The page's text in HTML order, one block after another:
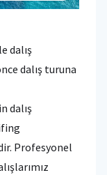
dalış
dalış turuna
dalış
Profesyonel